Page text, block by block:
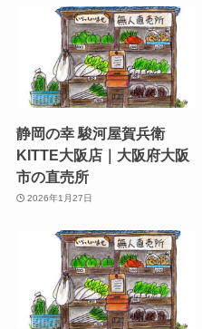
静岡の幸 駿河屋賀兵衛
KITTE大阪店｜大阪府大阪
市の直売所
2026年1月27日